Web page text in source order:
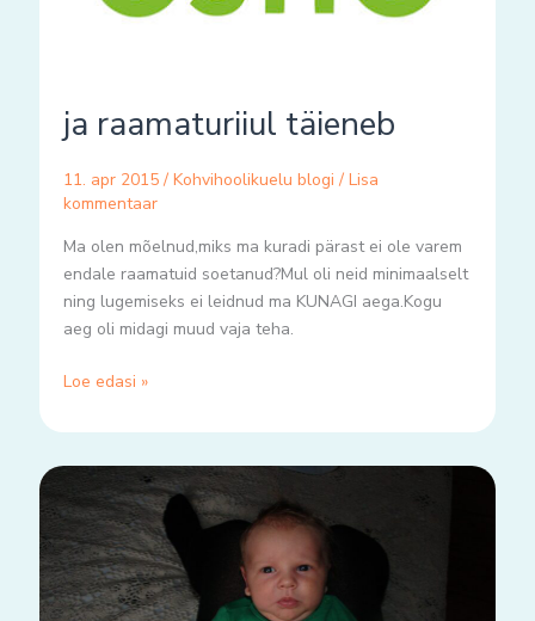
ja raamaturiiul täieneb
11. apr 2015 / Kohvihoolikuelu blogi / Lisa
kommentaar
Ma olen mõelnud,miks ma kuradi pärast ei ole varem
endale raamatuid soetanud?Mul oli neid minimaalselt
ning lugemiseks ei leidnud ma KUNAGI aega.Kogu
aeg oli midagi muud vaja teha.
Loe edasi »
August
Villemist